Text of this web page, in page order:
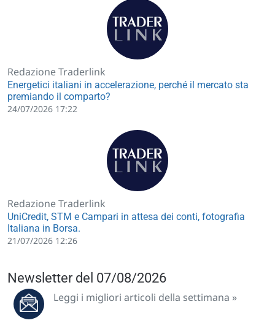
Redazione Traderlink
Energetici italiani in accelerazione, perché il mercato sta
premiando il comparto?
24/07/2026 17:22
Redazione Traderlink
UniCredit, STM e Campari in attesa dei conti, fotografia
Italiana in Borsa.
21/07/2026 12:26
Newsletter del 07/08/2026
Leggi i migliori articoli della settimana »